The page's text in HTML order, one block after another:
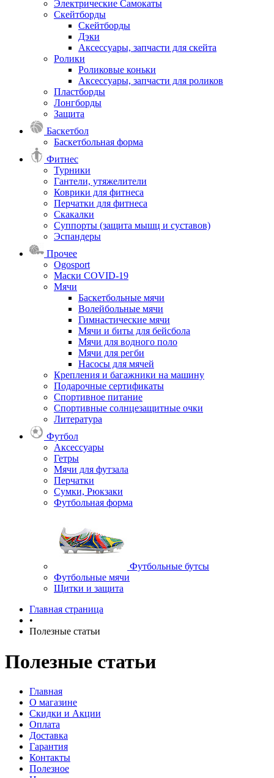
Электрические Самокаты
Скейтборды
Скейтборды
Дэки
Аксессуары, запчасти для скейта
Ролики
Роликовые коньки
Аксессуары, запчасти для роликов
Пластборды
Лонгборды
Защита
Баскетбол
Баскетбольная форма
Фитнес
Турники
Гантели, утяжелители
Коврики для фитнеса
Перчатки для фитнеса
Скакалки
Суппорты (защита мышц и суставов)
Эспандеры
Прочее
Ogosport
Маски COVID-19
Мячи
Баскетбольные мячи
Волейбольные мячи
Гимнастические мячи
Мячи и биты для бейсбола
Мячи для водного поло
Мячи для регби
Насосы для мячей
Крепления и багажники на машину
Подарочные сертификаты
Спортивное питание
Спортивные солнцезащитные очки
Литература
Футбол
Аксессуары
Гетры
Мячи для футзала
Перчатки
Сумки, Рюкзаки
Футбольная форма
Футбольные бутсы
Футбольные мячи
Щитки и защита
Главная страница
•
Полезные статьи
Полезные статьи
Главная
О магазине
Скидки и Акции
Оплата
Доставка
Гарантия
Контакты
Полезное